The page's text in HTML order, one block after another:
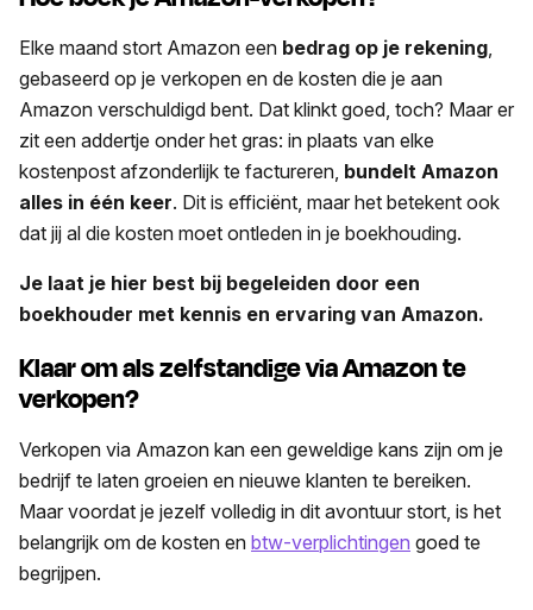
Elke maand stort Amazon een bedrag op je rekening,
gebaseerd op je verkopen en de kosten die je aan
Amazon verschuldigd bent. Dat klinkt goed, toch? Maar er
zit een addertje onder het gras: in plaats van elke
kostenpost afzonderlijk te factureren, bundelt Amazon
alles in één keer. Dit is efficiënt, maar het betekent ook
dat jij al die kosten moet ontleden in je boekhouding.
Je laat je hier best bij begeleiden door een
boekhouder met kennis en ervaring van Amazon.
Klaar om als zelfstandige via Amazon te
verkopen?
Verkopen via Amazon kan een geweldige kans zijn om je
bedrijf te laten groeien en nieuwe klanten te bereiken.
Maar voordat je jezelf volledig in dit avontuur stort, is het
belangrijk om de kosten en btw-verplichtingen goed te
begrijpen.